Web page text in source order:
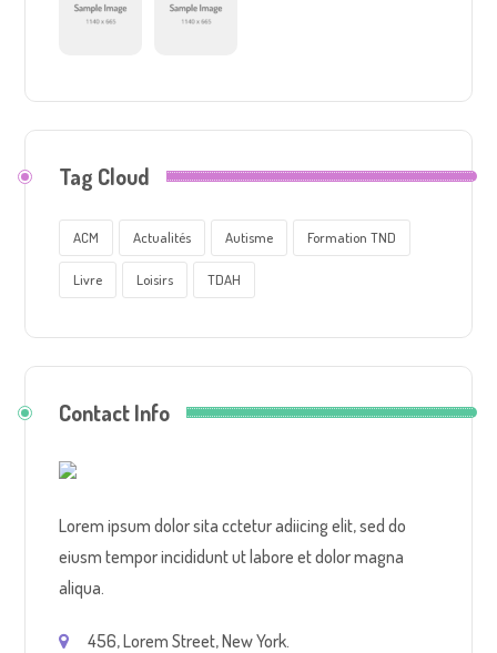
Tag Cloud
ACM Actualités Autisme Formation TND
Livre Loisirs TDAH
Contact Info
Lorem ipsum dolor sita cctetur adiicing elit, sed do
eiusm tempor incididunt ut labore et dolor magna
aliqua.
456, Lorem Street, New York.